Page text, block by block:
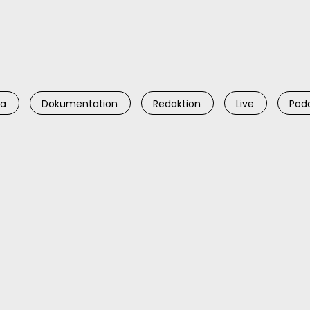
Dokumentation Redaktion Live